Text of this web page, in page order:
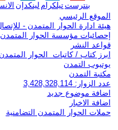
لينكدإن تيلكرامبنترست
الموقع الرئيسي
هيئة ادارة الحوار المتمدن -
إحصائيات مؤسسة الحوار المتمدن
قواعد النشر
ابرز كتاب / كاتبات الحوار المتمدن
يوتيوب التمدن
مكتبة التمدن
عدد الزوار: 3,428,328,114
اضافة موضوع جديد
اضافة الاخبار
حملات الحوار المتمدن التضامنية